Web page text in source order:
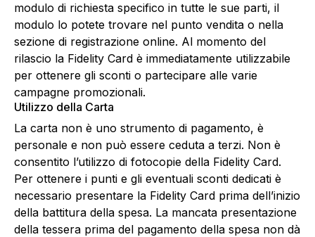
modulo di richiesta specifico in tutte le sue parti, il
modulo lo potete trovare nel punto vendita o nella
sezione di registrazione online. Al momento del
rilascio la Fidelity Card è immediatamente utilizzabile
per ottenere gli sconti o partecipare alle varie
campagne promozionali.
Utilizzo della Carta
La carta non è uno strumento di pagamento, è
personale e non può essere ceduta a terzi. Non è
consentito l’utilizzo di fotocopie della Fidelity Card.
Per ottenere i punti e gli eventuali sconti dedicati è
necessario presentare la Fidelity Card prima dell’inizio
della battitura della spesa. La mancata presentazione
della tessera prima del pagamento della spesa non dà